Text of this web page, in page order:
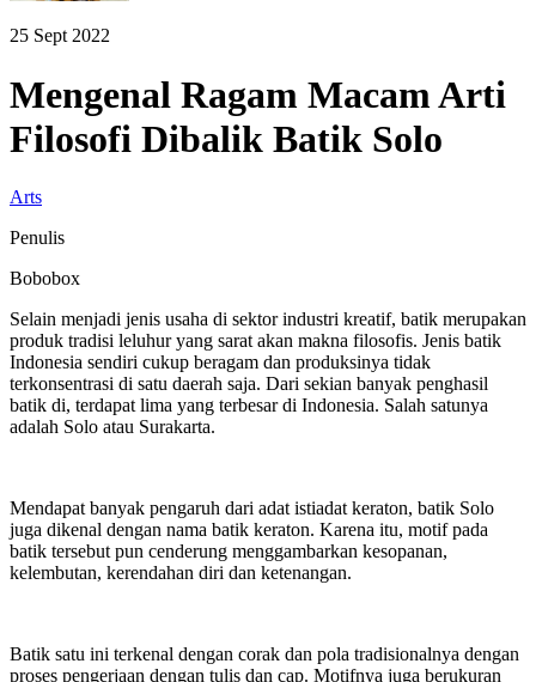
25 Sept 2022
Mengenal Ragam Macam Arti
Filosofi Dibalik Batik Solo
Arts
Penulis
Bobobox
Selain menjadi jenis usaha di sektor industri kreatif, batik merupakan
produk tradisi leluhur yang sarat akan makna filosofis. Jenis batik
Indonesia sendiri cukup beragam dan produksinya tidak
terkonsentrasi di satu daerah saja. Dari sekian banyak penghasil
batik di, terdapat lima yang terbesar di Indonesia. Salah satunya
adalah Solo atau Surakarta.
Mendapat banyak pengaruh dari adat istiadat keraton, batik Solo
juga dikenal dengan nama batik keraton. Karena itu, motif pada
batik tersebut pun cenderung menggambarkan kesopanan,
kelembutan, kerendahan diri dan ketenangan.
Batik satu ini terkenal dengan corak dan pola tradisionalnya dengan
proses pengerjaan dengan tulis dan cap. Motifnya juga berukuran